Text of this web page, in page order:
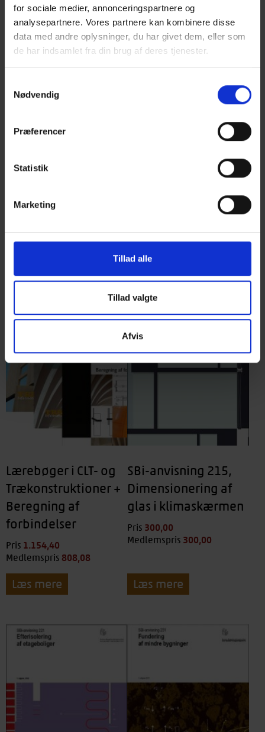
for sociale medier, annonceringspartnere og
analysepartnere. Vores partnere kan kombinere disse
data med andre oplysninger, du har givet dem, eller som
de har indsamlet fra din brug af deres tjenester.
Nødvendig
Præferencer
Statistik
Marketing
Tillad alle
Tillad valgte
Afvis
Trækonstruktioner
Medlemspris
Læs mere
TRÆ 80 Træbyggeri
kr.
Læs mere
Lærebøger i CLT- og
Trækonstruktioner +
Beregning af
forbindelser
Pris 1.154,40
Medlemspris 808,08
Læs mere
SBi-anvisning 215,
Dimensionering af
glas i klimaskærmen
Pris 300,00
Medlemspris 300,00
Læs mere